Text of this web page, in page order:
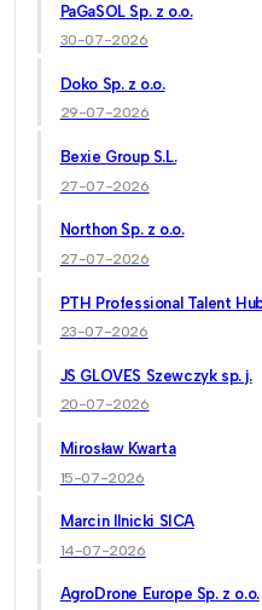
PaGaSOL Sp. z o.o.
30-07-2026
Doko Sp. z o.o.
29-07-2026
Bexie Group S.L.
27-07-2026
Northon Sp. z o.o.
27-07-2026
PTH Professional Talent
23-07-2026
JS GLOVES Szewczyk sp. j.
20-07-2026
Mirosław Kwarta
15-07-2026
Marcin Ilnicki SICA
14-07-2026
AgroDrone Europe Sp. z o.o.